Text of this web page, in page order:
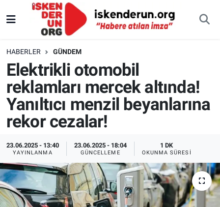
HABERLER GÜNDEM
Elektrikli otomobil
reklamları mercek altında!
Yanıltıcı menzil beyanlarına
rekor cezalar!
23.06.2025 - 13:40
YAYINLANMA
23.06.2025 - 18:04
GÜNCELLEME
1 DK
OKUNMA SÜRESI